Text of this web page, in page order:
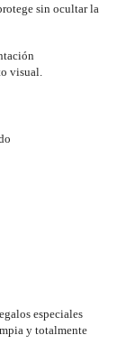
sin ocultar la
visual.
especiales
y totalmente